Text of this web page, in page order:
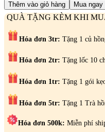
Thêm vào giỏ hàng Mua ngay
QUÀ TẶNG KÈM KHI
Hóa đơn 3tr: Tặng 1 củ
Hóa đơn 2tr: Tặng lốc 10
Hóa đơn 1tr: Tặng 1 gói
Hóa đơn 5tr: Tặng 1 Trà
Hóa đơn 500k: Miễn phí